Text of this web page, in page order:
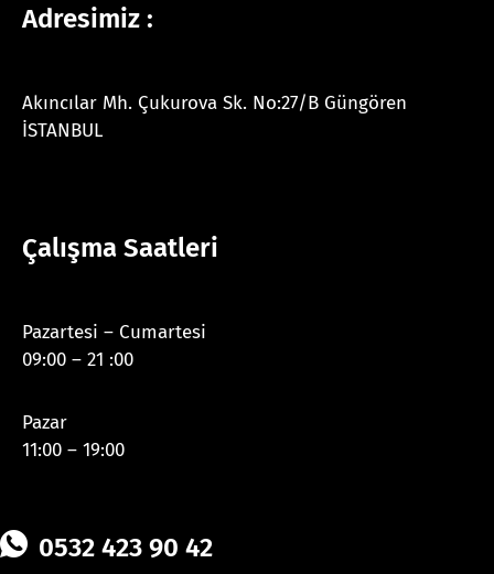
Adresimiz :
Akıncılar Mh. Çukurova Sk. No:27/B Güngören
İSTANBUL
Çalışma Saatleri
Pazartesi – Cumartesi
09:00 – 21 :00
Pazar
11:00 – 19:00
0532 423 90 42